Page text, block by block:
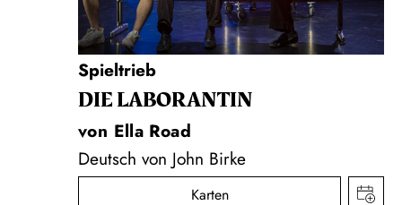
Spieltrieb
DIE LA­BO­RAN­TIN
von Ella Road
Deutsch von John Birke
Karten